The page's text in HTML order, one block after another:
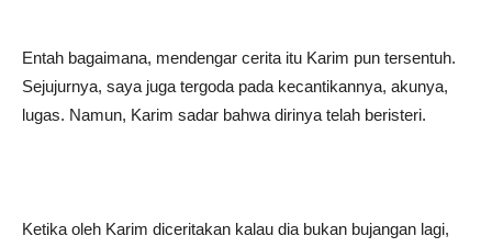
Entah bagaimana, mendengar cerita itu Karim pun tersentuh.
Sejujurnya, saya juga tergoda pada kecantikannya, akunya,
lugas. Namun, Karim sadar bahwa dirinya telah beristeri.
Ketika oleh Karim diceritakan kalau dia bukan bujangan lagi,